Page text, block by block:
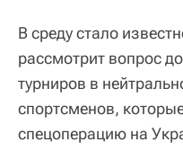
В среду стало
рассмотрит вопрос
турниров в
спортсменов,
спецоперацию на